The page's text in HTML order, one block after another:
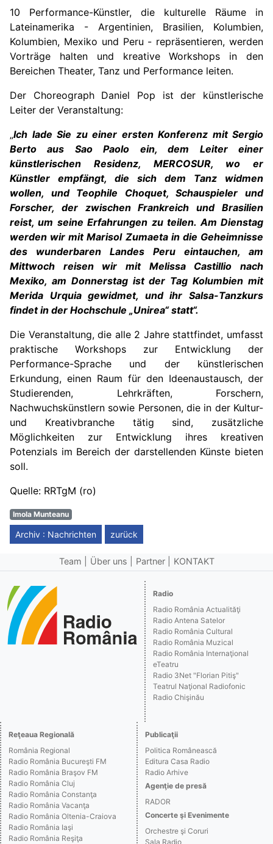
10 Performance-Künstler, die kulturelle Räume in
Lateinamerika - Argentinien, Brasilien, Kolumbien,
Kolumbien, Mexiko und Peru - repräsentieren, werden
Vorträge halten und kreative Workshops in den
Bereichen Theater, Tanz und Performance leiten.
Der Choreograph Daniel Pop ist der künstlerische
Leiter der Veranstaltung:
„Ich lade Sie zu einer ersten Konferenz mit Sergio
Berto aus Sao Paolo ein, dem Leiter einer
künstlerischen Residenz, MERCOSUR, wo er
Künstler empfängt, die sich dem Tanz widmen
wollen, und Teophile Choquet, Schauspieler und
Forscher, der zwischen Frankreich und Brasilien
reist, um seine Erfahrungen zu teilen. Am Dienstag
werden wir mit Marisol Zumaeta in die Geheimnisse
des wunderbaren Landes Peru eintauchen, am
Mittwoch reisen wir mit Melissa Castillio nach
Mexiko, am Donnerstag ist der Tag Kolumbien mit
Merida Urquia gewidmet, und ihr Salsa-Tanzkurs
findet in der Hochschule „Unirea“ statt“.
Die Veranstaltung, die alle 2 Jahre stattfindet, umfasst
praktische Workshops zur Entwicklung der
Performance-Sprache und der künstlerischen
Erkundung, einen Raum für den Ideenaustausch, der
Studierenden, Lehrkräften, Forschern,
Nachwuchskünstlern sowie Personen, die in der Kultur-
und Kreativbranche tätig sind, zusätzliche
Möglichkeiten zur Entwicklung ihres kreativen
Potenzials im Bereich der darstellenden Künste bieten
soll.
Quelle: RRTgM (ro)
Imola Munteanu
Archiv : Nachrichten zurück
Team Über uns Partner KONTAKT
Radio
Radio România Actualităţi
Radio Antena Satelor
Radio România Cultural
Radio România Muzical
Radio România Internaţional
eTeatru
Radio 3Net "Florian Pitiş"
Teatrul Naţional Radiofonic
Radio Chişinău
Reţeaua Regională
România Regional
Radio România Bucureşti FM
Radio România Braşov FM
Radio România Cluj
Radio România Constanţa
Radio România Vacanţa
Radio România Oltenia-Craiova
Radio România Iaşi
Radio România Reşiţa
Publicaţii
Politica Românească
Editura Casa Radio
Radio Arhive
Agenţie de presă
RADOR
Concerte şi Evenimente
Orchestre şi Coruri
Sala Radio